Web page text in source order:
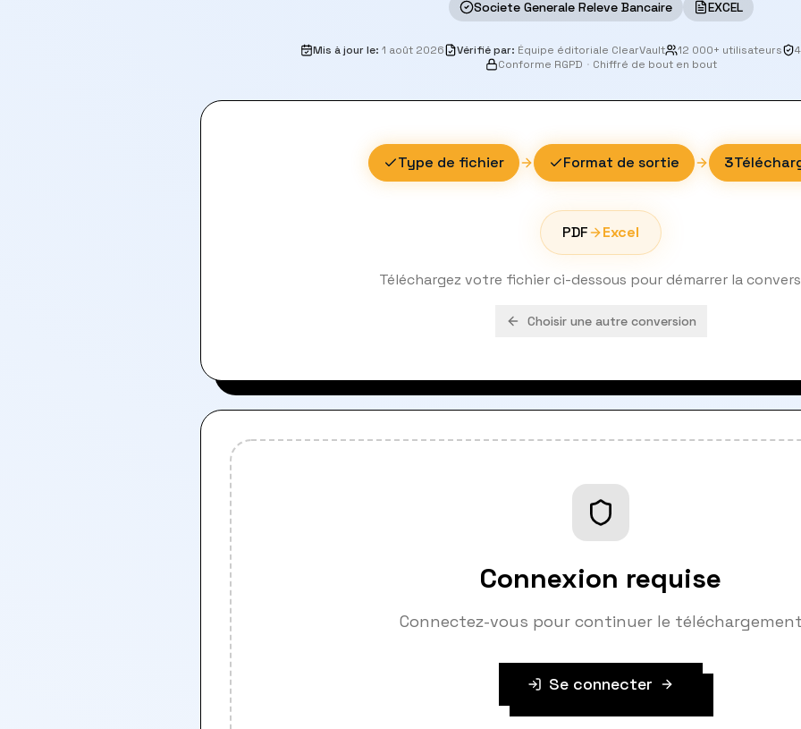
Societe Generale Releve Bancaire EXCEL
Mis à jour le: 1 août 2026 Vérifié par: Équipe éditoriale ClearVault 12 000+ utilisateurs
Conforme RGPD · Chiffré de bout en bout
Type de fichier Format de sortie 3
PDF Excel
Téléchargez votre fichier ci-dessous pour démarrer la
Choisir une autre conversion
Connexion requise
Connectez-vous pour continuer le
Se connecter